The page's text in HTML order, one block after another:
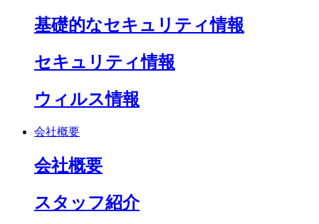
基礎的なセキュリティ情報
セキュリティ情報
ウィルス情報
会社概要
会社概要
スタッフ紹介